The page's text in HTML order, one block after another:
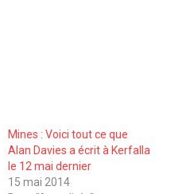
Mines : Voici tout ce que
Alan Davies a écrit à Kerfalla
le 12 mai dernier
15 mai 2014